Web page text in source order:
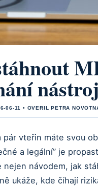
06-11 • OVERIL PETRA
vteřin máte svou
a legální” je
návodem, jak
ukáže, kde číhají